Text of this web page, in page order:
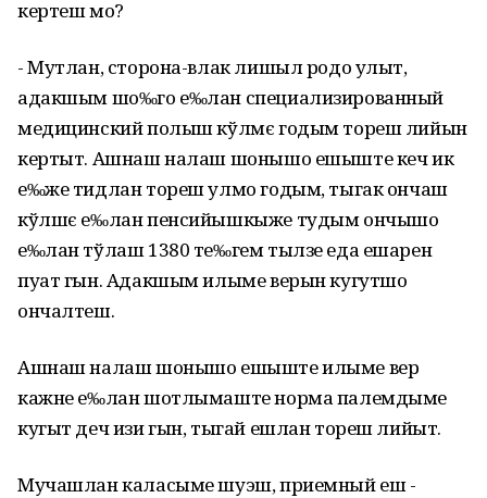
кертеш мо?
- Мутлан, сторона-влак лишыл родо улыт,
адакшым шо‰го е‰лан специализированный
медицинский полыш кўлмє годым тореш лийын
кертыт. Ашнаш налаш шонышо ешыште кеч ик
е‰же тидлан тореш улмо годым, тыгак ончаш
кўлшє е‰лан пенсийышкыже тудым ончышо
е‰лан тўлаш 1380 те‰гем тылзе еда ешарен
пуат гын. Адакшым илыме верын кугутшо
ончалтеш.
Ашнаш налаш шонышо ешыште илыме вер
кажне е‰лан шотлымаште норма палемдыме
кугыт деч изи гын, тыгай ешлан тореш лийыт.
Мучашлан каласыме шуэш, приемный еш -